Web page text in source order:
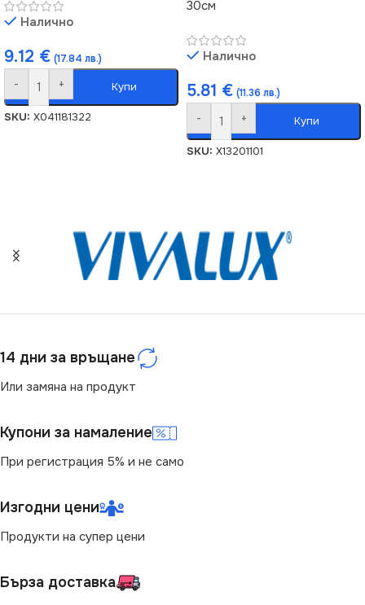
Налично
9.12 € (17.84 лв.)
- + Купи
SKU: X041181322
30см
Налично
5.81 € (11.36 лв.)
- + Купи
SKU: X13201101
14 дни за връщане
Или замяна на продукт
Купони за намаление
При регистрация 5% и не само
Изгодни цени
Продукти на супер цени
Бърза доставка